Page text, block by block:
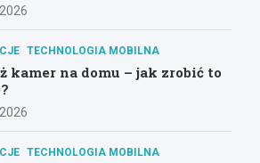
TECHNOLOGIA MOBILNA
kamer na domu – jak zrobić to
TECHNOLOGIA MOBILNA